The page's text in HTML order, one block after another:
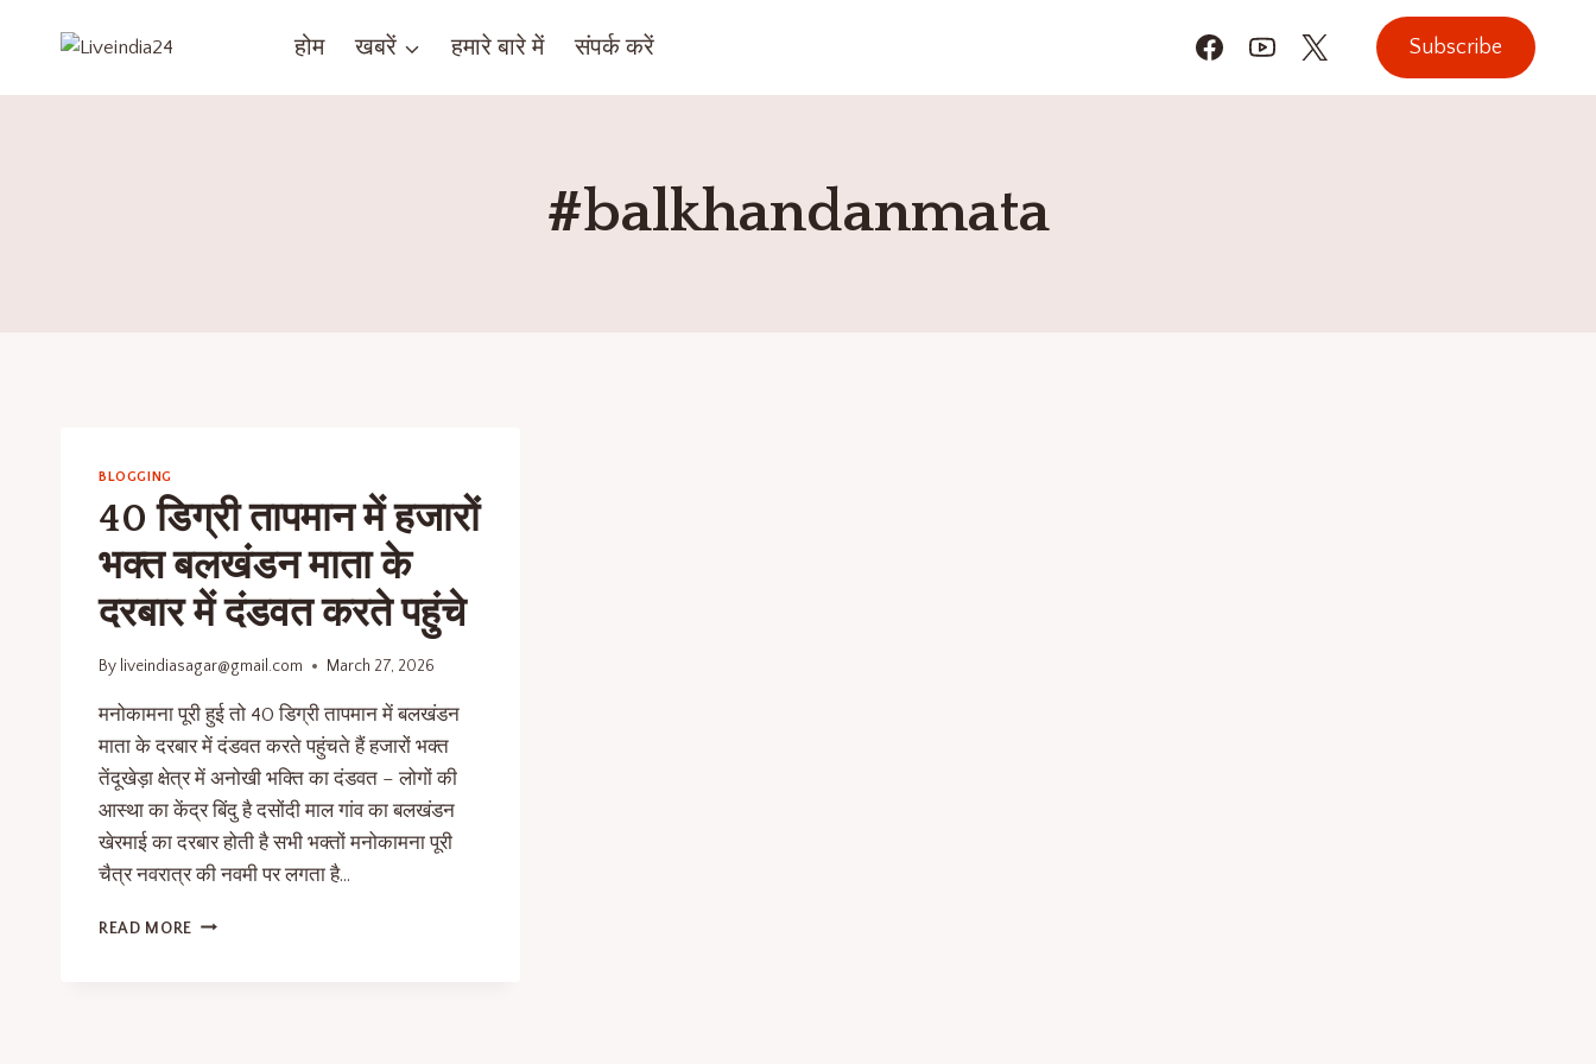
होम खबरें हमारे बारे में संपर्क करें Subscribe
#balkhandanmata
BLOGGING
40 डिग्री तापमान में हजारों
भक्त बलखंडन माता के
दरबार में दंडवत करते पहुंचे
By liveindiasagar@gmail.com March 27, 2026
मनोकामना पूरी हुई तो 40 डिग्री तापमान में बलखंडन
माता के दरबार में दंडवत करते पहुंचते हैं हजारों भक्त
तेंदूखेड़ा क्षेत्र में अनोखी भक्ति का दंडवत – लोगों की
आस्था का केंद्र बिंदु है दसोंदी माल गांव का बलखंडन
खेरमाई का दरबार होती है सभी भक्तों मनोकामना पूरी
चैत्र नवरात्र की नवमी पर लगता है…
READ MORE